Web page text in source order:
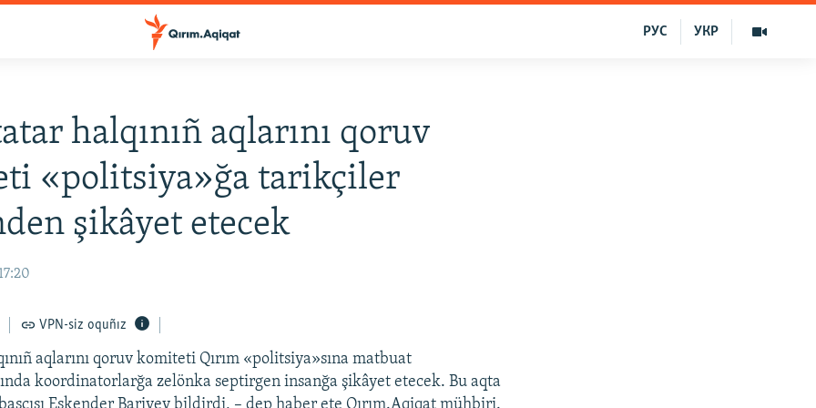
УКР
РУС
halqınıñ aqlarını qoruv
«politsiya»ğa tarikçiler
şikâyet etecek
VPN-siz oquñız
aqlarını qoruv komiteti Qırım «politsiya»sına matbuat
koordinatorlarğa zelönka septirgen insanğa şikâyet etecek. Bu aqta